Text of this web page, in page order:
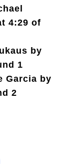
4:29 of
by
1
Garcia by
2